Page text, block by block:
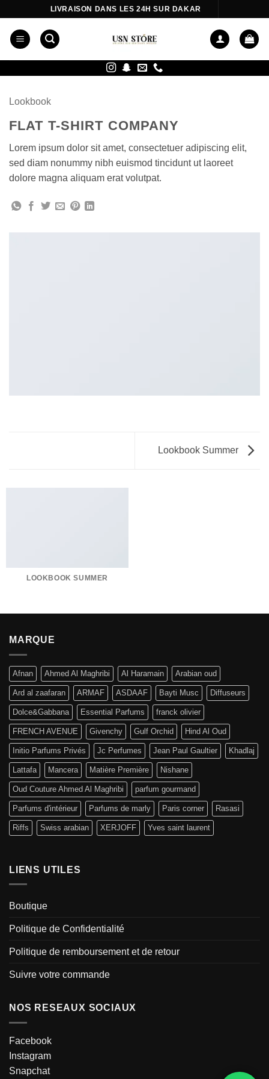
contenu
LIVRAISON DANS LES 24H SUR DAKAR
Lookbook
FLAT T-SHIRT COMPANY
Lorem ipsum dolor sit amet, consectetuer adipiscing elit,
sed diam nonummy nibh euismod tincidunt ut laoreet
dolore magna aliquam erat volutpat.
Lookbook Summer
LOOKBOOK SUMMER
MARQUE
Afnan Ahmed Al Maghribi Al Haramain Arabian oud
Ard al zaafaran ARMAF ASDAAF Bayti Musc Diffuseurs
Dolce&Gabbana Essential Parfums franck olivier
FRENCH AVENUE Givenchy Gulf Orchid Hind Al Oud
Initio Parfums Privés Jc Perfumes Jean Paul Gaultier Khadlaj
Lattafa Mancera Matière Première Nishane
Oud Couture Ahmed Al Maghribi parfum gourmand
Parfums d'intérieur Parfums de marly Paris corner Rasasi
Riffs Swiss arabian XERJOFF Yves saint laurent
LIENS UTILES
Boutique
Politique de Confidentialité
Politique de remboursement et de retour
Suivre votre commande
NOS RESEAUX SOCIAUX
Facebook
Instagram
Snapchat